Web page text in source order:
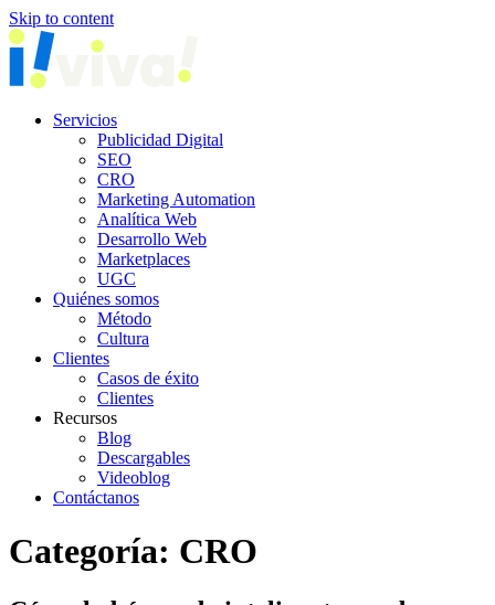
Skip to content
Servicios
Publicidad Digital
SEO
CRO
Marketing Automation
Analítica Web
Desarrollo Web
Marketplaces
UGC
Quiénes somos
Método
Cultura
Clientes
Casos de éxito
Clientes
Recursos
Blog
Descargables
Videoblog
Contáctanos
Categoría: CRO